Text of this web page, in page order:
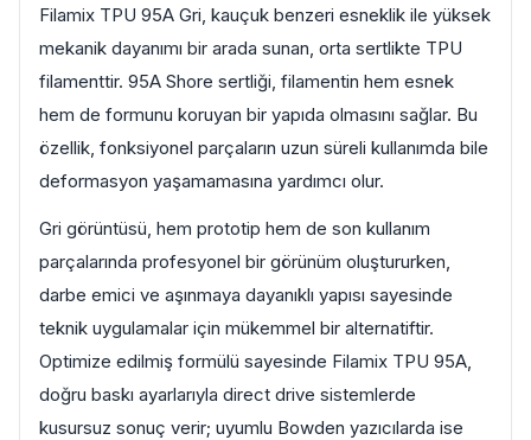
Filamix TPU 95A Gri, kauçuk benzeri esneklik ile yüksek
mekanik dayanımı bir arada sunan, orta sertlikte TPU
filamenttir. 95A Shore sertliği, filamentin hem esnek
hem de formunu koruyan bir yapıda olmasını sağlar. Bu
özellik, fonksiyonel parçaların uzun süreli kullanımda bile
deformasyon yaşamamasına yardımcı olur.
Gri görüntüsü, hem prototip hem de son kullanım
parçalarında profesyonel bir görünüm oluştururken,
darbe emici ve aşınmaya dayanıklı yapısı sayesinde
teknik uygulamalar için mükemmel bir alternatiftir.
Optimize edilmiş formülü sayesinde Filamix TPU 95A,
doğru baskı ayarlarıyla direct drive sistemlerde
kusursuz sonuç verir; uyumlu Bowden yazıcılarda ise